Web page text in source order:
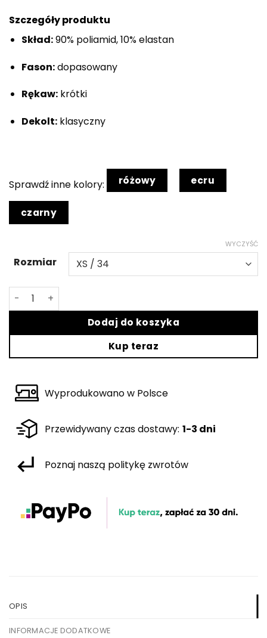
Szczegóły produktu
Skład:90% poliamid, 10% elastan
Fason:dopasowany
Rękaw:krótki
Dekolt:klasyczny
Sprawdź inne kolory: różowy ecru
czarny
Rozmiar
WYCZYŚĆ
ilość Żółty t-shirt Elise
Dodaj do koszyka
Kup teraz
Wyprodukowano w Polsce
Przewidywany czas dostawy: 1-3 dni
Poznaj naszą politykę zwrotów
OPIS
INFORMACJE DODATKOWE